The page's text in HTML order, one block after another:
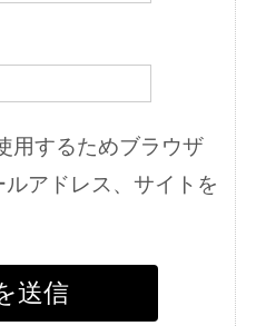
用するためブラウザ
アドレス、サイトを